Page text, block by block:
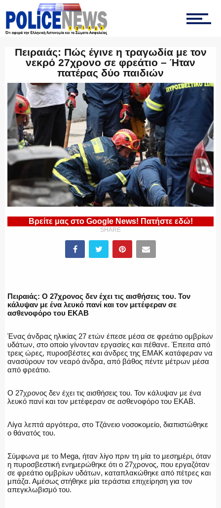
ΤΡΟΧΑΙΑ
ΟΜΑΔΑ “Ζ”
ΕΚΑΜ
ΥΑΤ/ΥΜΕΤ
ΕΛΛΗΝΙΚΗ ΑΣΤΥΝΟΜΙΑ
ΠΥΡΟΣΒΕΣΤΙΚΗ
ΛΙΜΕΝΙΚΟ
ΕΝΟΠΛΕΣ ΔΥΝΑΜΕΙΣ
Πειραιάς: Πώς έγινε η τραγωδία με τον
νεκρό 27χρονο σε φρεάτιο – Ήταν
πατέρας δύο παιδιών
Βρείτε μας στο Google News! Πατήστε εδώ!
SHARE
Πειραιάς: Ο 27χρονος δεν έχει τις αισθήσεις του. Τον
κάλυψαν με ένα λευκό πανί και τον μετέφεραν σε
ασθενοφόρο του ΕΚΑΒ
Ένας άνδρας ηλικίας 27 ετών έπεσε μέσα σε φρεάτιο ομβρίων
υδάτων, στο οποίο γίνονταν εργασίες και πέθανε. Έπειτα από
τρεις ώρες, πυροσβέστες και άνδρες της ΕΜΑΚ κατάφεραν να
ανασύρουν τον νεαρό άνδρα, από βάθος πέντε μέτρων μέσα
από φρεάτιο.
Ο 27χρονος δεν έχει τις αισθήσεις του. Τον κάλυψαν με ένα
λευκό πανί και τον μετέφεραν σε ασθενοφόρο του ΕΚΑΒ.
Λίγα λεπτά αργότερα, στο Τζάνειο νοσοκομείο, διαπιστώθηκε
ο θάνατός του.
Σύμφωνα με το Mega, ήταν λίγο πριν τη μία το μεσημέρι, όταν
η πυροσβεστική ενημερώθηκε ότι ο 27χρονος, που εργαζόταν
σε φρεάτιο ομβρίων υδάτων, καταπλακώθηκε από πέτρες και
μπάζα. Αμέσως στήθηκε μία τεράστια επιχείρηση για τον
απεγκλωβισμό του.